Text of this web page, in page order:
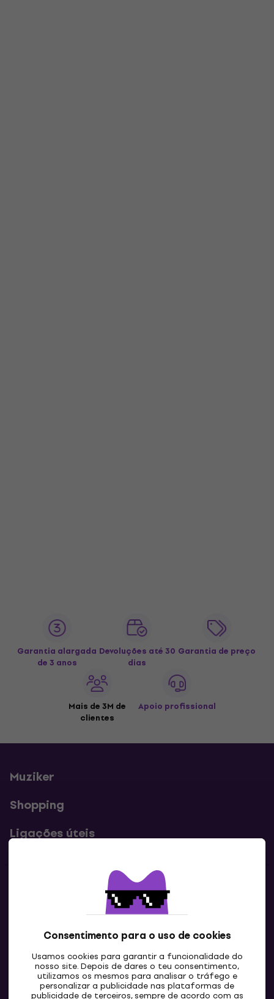
Consentimento para o uso de cookies
Usamos cookies para garantir a funcionalidade do
nosso site. Depois de dares o teu consentimento,
utilizamos os mesmos para analisar o tráfego e
personalizar a publicidade nas plataformas de
publicidade de terceiros, sempre de acordo com as
Garantia alargada
de 3 anos
Devoluções até 30
dias
Garantia de preço
Mais de 3M de
clientes
Apoio profissional
Muziker
Shopping
Ligações úteis
Contatos
Contacta-nos